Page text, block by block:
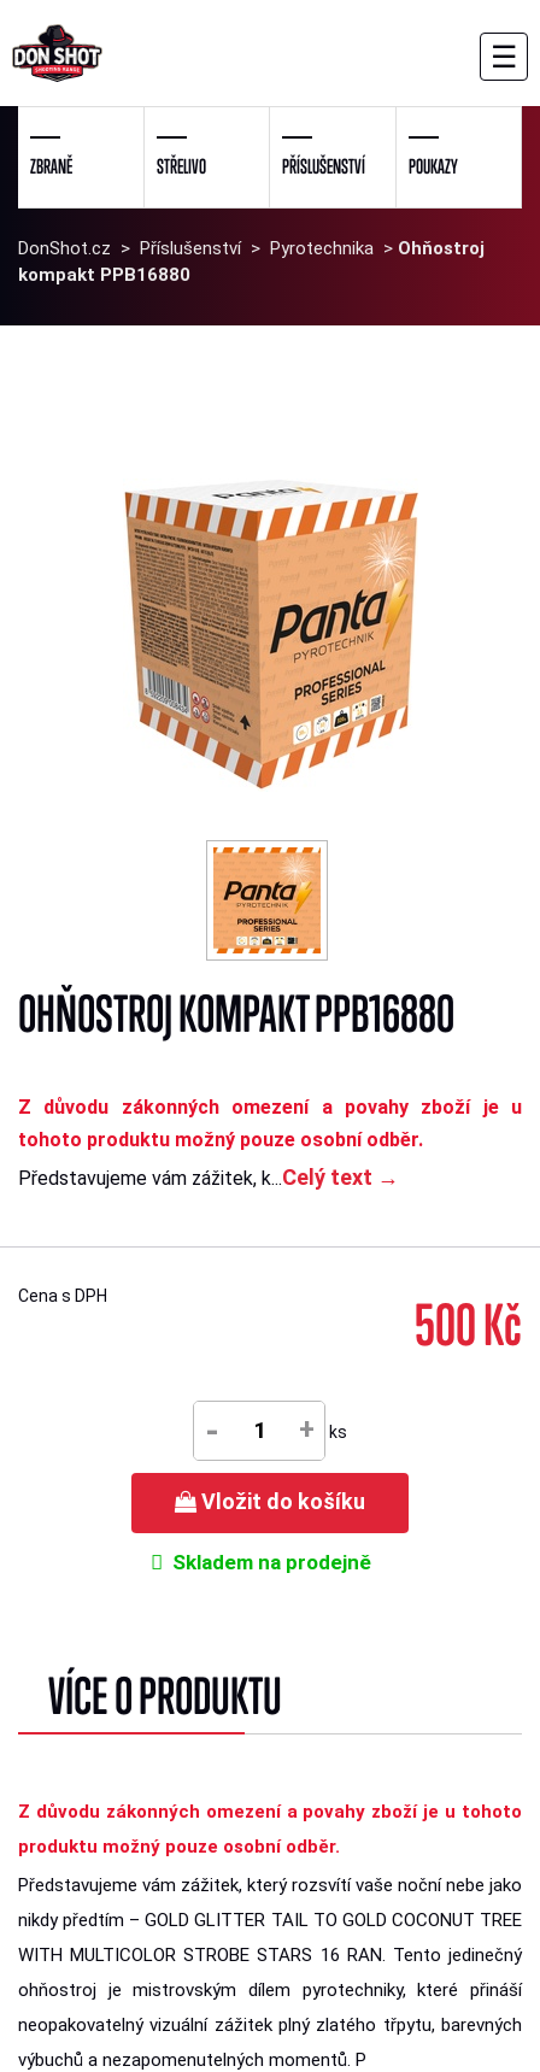
☰
ZBRANĚ STŘELIVO PŘÍSLUŠENSTVÍ POUKAZY
DonShot.cz > Příslušenství> Pyrotechnika > Ohňostroj
kompakt PPB16880
OHŇOSTROJ KOMPAKT PPB16880
Z důvodu zákonných omezení a povahy zboží je u
tohoto produktu možný pouze osobní odběr.
Představujeme vám zážitek, k...Celý text →
Cena s DPH 500 Kč
- + ks
Vložit do košíku
Skladem na prodejně
VÍCE O PRODUKTU
Z důvodu zákonných omezení a povahy zboží je u tohoto
produktu možný pouze osobní odběr.
Představujeme vám zážitek, který rozsvítí vaše noční nebe jako
nikdy předtím – GOLD GLITTER TAIL TO GOLD COCONUT TREE
WITH MULTICOLOR STROBE STARS 16 RAN. Tento jedinečný
ohňostroj je mistrovským dílem pyrotechniky, které přináší
neopakovatelný vizuální zážitek plný zlatého třpytu, barevných
výbuchů a nezapomenutelných momentů. P